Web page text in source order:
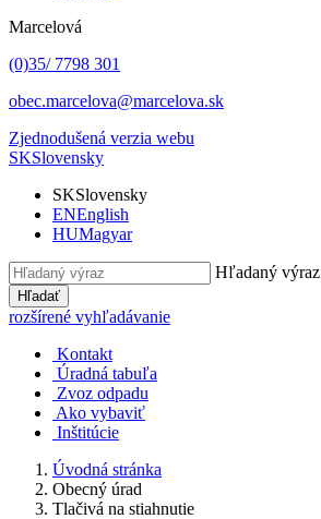
Marcelová
(0)35/ 7798 301
obec.marcelova@marcelova.sk
Zjednodušená verzia webu
SKSlovensky
SKSlovensky
ENEnglish
HUMagyar
Hľadaný výraz
Hľadať
rozšírené vyhľadávanie
Kontakt
Úradná tabuľa
Zvoz odpadu
Ako vybaviť
Inštitúcie
Úvodná stránka
Obecný úrad
Tlačivá na stiahnutie